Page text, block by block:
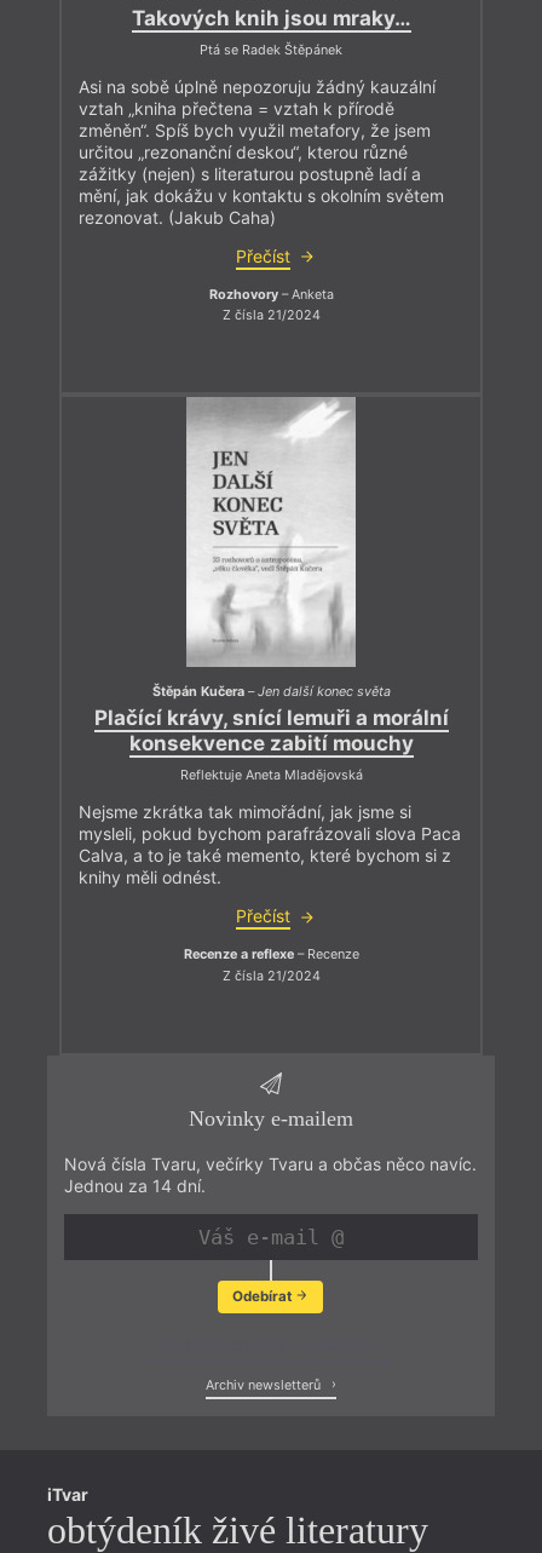
Takových knih jsou mraky…
Ptá se Radek Štěpánek
Asi na sobě úplně nepozoruju žádný kauzální
vztah „kniha přečtena = vztah k přírodě
změněn“. Spíš bych využil metafory, že jsem
určitou „rezonanční deskou“, kterou různé
zážitky (nejen) s literaturou postupně ladí a
mění, jak dokážu v kontaktu s okolním světem
rezonovat. (Jakub Caha)
Přečíst
Rozhovory– Anketa
Z čísla 21/2024
Štěpán Kučera–Jen další konec světa
Plačící krávy, snící lemuři a morální
konsekvence zabití mouchy
Reflektuje Aneta Mladějovská
Nejsme zkrátka tak mimořádní, jak jsme si
mysleli, pokud bychom parafrázovali slova Paca
Calva, a to je také memento, které bychom si z
knihy měli odnést.
Přečíst
Recenze a reflexe– Recenze
Z čísla 21/2024
Novinky e-mailem
Nová čísla Tvaru, večírky Tvaru a občas něco navíc.
Jednou za 14 dní.
Odebírat
Archiv newsletterů
iTvar
obtýdeník živé literatury